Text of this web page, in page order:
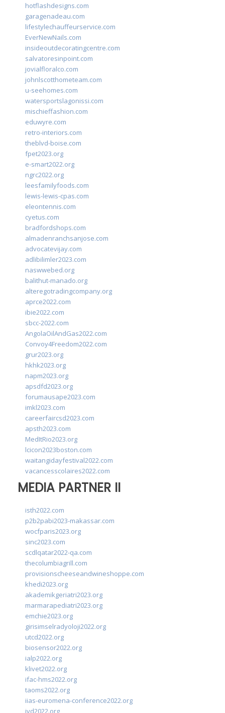
hotflashdesigns.com
garagenadeau.com
lifestylechauffeurservice.com
EverNewNails.com
insideoutdecoratingcentre.com
salvatoresinpoint.com
jovialfloralco.com
johnlscotthometeam.com
u-seehomes.com
watersportslagonissi.com
mischieffashion.com
eduwyre.com
retro-interiors.com
theblvd-boise.com
fpet2023.org
e-smart2022.org
ngrc2022.org
leesfamilyfoods.com
lewis-lewis-cpas.com
eleontennis.com
cyetus.com
bradfordshops.com
almadenranchsanjose.com
advocatevijay.com
adlibilimler2023.com
naswwebed.org
balithut-manado.org
alteregotradingcompany.org
aprce2022.com
ibie2022.com
sbcc-2022.com
AngolaOilAndGas2022.com
Convoy4Freedom2022.com
grur2023.org
hkhk2023.org
napm2023.org
apsdfd2023.org
forumausape2023.com
imkl2023.com
careerfaircsd2023.com
apsth2023.com
MedItRio2023.org
lcicon2023boston.com
waitangidayfestival2022.com
vacancesscolaires2022.com
MEDIA PARTNER II
isth2022.com
p2b2pabi2023-makassar.com
wocfparis2023.org
sinc2023.com
scdlqatar2022-qa.com
thecolumbiagrill.com
provisionscheeseandwineshoppe.com
khedi2023.org
akademikgeriatri2023.org
marmarapediatri2023.org
emchie2023.org
girisimselradyoloji2022.org
utcd2022.org
biosensor2022.org
ialp2022.org
klivet2022.org
ifac-hms2022.org
taoms2022.org
iias-euromena-conference2022.org
ivd2022.org